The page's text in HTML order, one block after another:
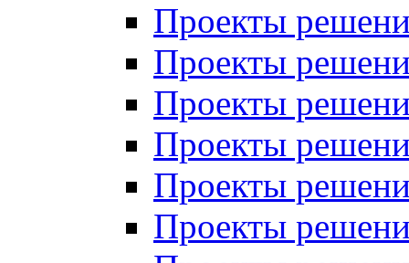
Проекты
Проекты
Проекты
Проекты
Проекты
Проекты